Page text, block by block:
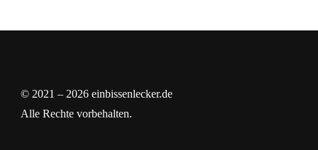
© 2021 – 2026 einbissenlecker.de
Alle Rechte vorbehalten.